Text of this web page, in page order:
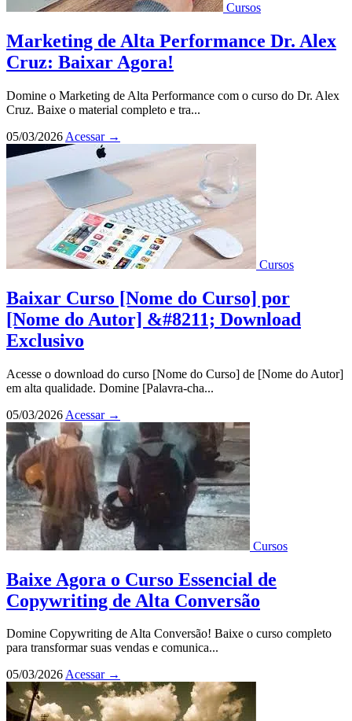
Cursos
Marketing de Alta Performance Dr. Alex
Cruz: Baixar Agora!
Domine o Marketing de Alta Performance com o curso do Dr. Alex
Cruz. Baixe o material completo e tra...
05/03/2026 Acessar →
Cursos
Baixar Curso [Nome do Curso] por
[Nome do Autor] &#8211; Download
Exclusivo
Acesse o download do curso [Nome do Curso] de [Nome do Autor]
em alta qualidade. Domine [Palavra-cha...
05/03/2026 Acessar →
Cursos
Baixe Agora o Curso Essencial de
Copywriting de Alta Conversão
Domine Copywriting de Alta Conversão! Baixe o curso completo
para transformar suas vendas e comunica...
05/03/2026Acessar →